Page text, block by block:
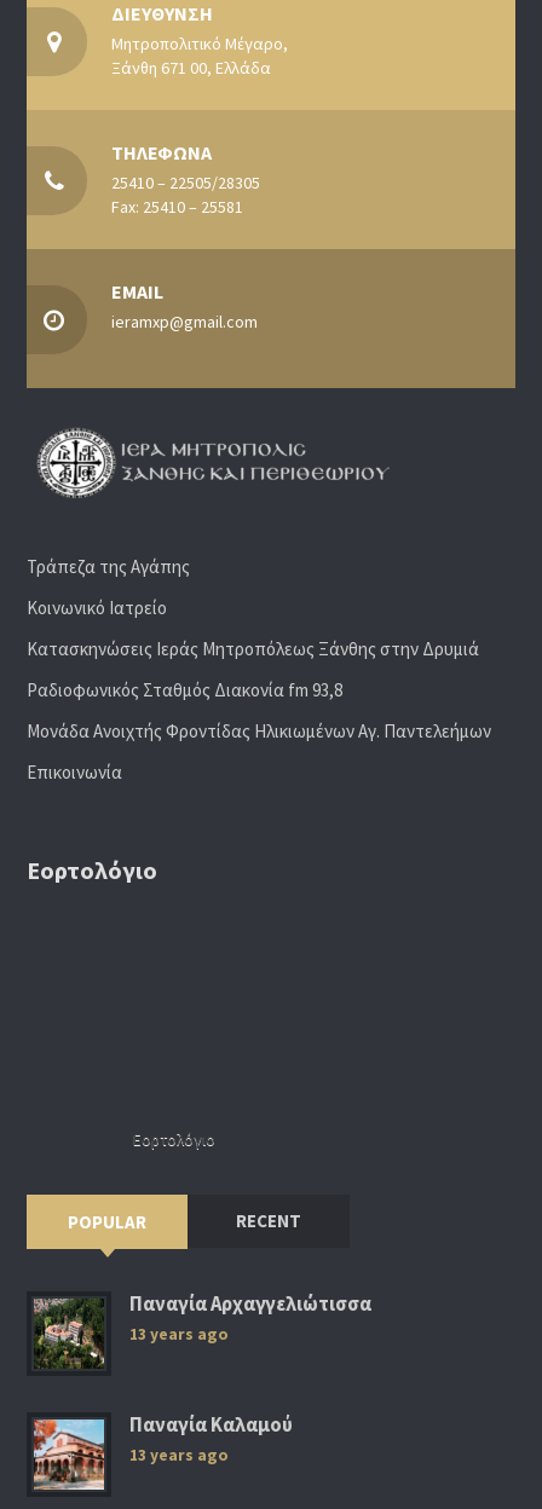
ΔΙΕΥΘΥΝΣΗ
Μητροπολιτικό Μέγαρο,
Ξάνθη 671 00, Ελλάδα
ΤΗΛΕΦΩΝΑ
25410 – 22505/28305
Fax: 25410 – 25581
EMAIL
ieramxp@gmail.com
Τράπεζα της Αγάπης
Κοινωνικό Ιατρείο
Κατασκηνώσεις Ιεράς Μητροπόλεως Ξάνθης στην Δρυμιά
Ραδιoφωνικός Σταθμός Διακονία fm 93,8
Μονάδα Ανοιχτής Φροντίδας Ηλικιωμένων Αγ. Παντελεήμων
Επικοινωνία
Εορτολόγιο
Εορτολόγιο
POPULAR RECENT
Παναγία Αρχαγγελιώτισσα
13 years ago
Παναγία Καλαμού
13 years ago